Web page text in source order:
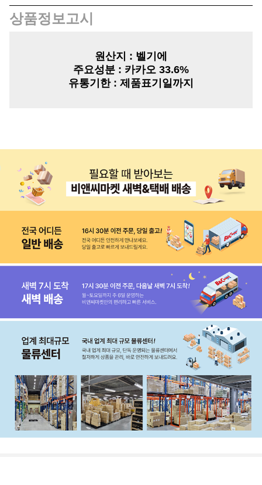
상품정보고시
원산지 : 벨기에
주요성분 : 카카오 33.6%
유통기한: 제품표기일까지